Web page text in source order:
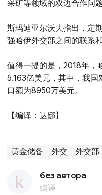
采矿等领域的双边合作问
斯玛迪亚尔沃夫指出，定
强哈伊外交部之间的联系
值得一提的是，2018年，
5.163亿美元，其中，我
口额为8950万美元。
【编译：达娜】
黄金储备 外交 外交部
без автора
编译